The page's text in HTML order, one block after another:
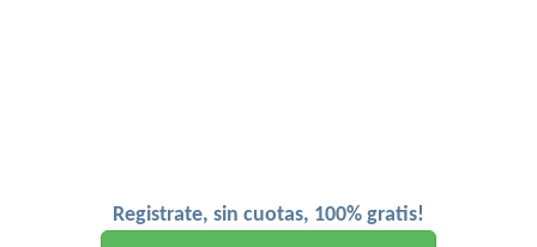
Registrate, sin cuotas, 100% gratis!